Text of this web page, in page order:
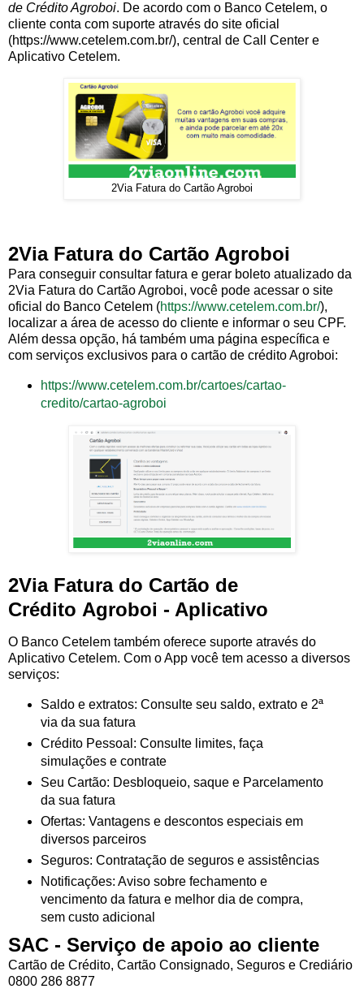
de Crédito Agroboi. De acordo com o Banco Cetelem, o
cliente conta com suporte através do site oficial
(https://www.cetelem.com.br/), central de Call Center e
Aplicativo Cetelem.
2Via Fatura do Cartão Agroboi
2Via Fatura do Cartão Agroboi
Para conseguir consultar fatura e gerar boleto atualizado da
2Via Fatura do Cartão Agroboi, você pode acessar o site
oficial do Banco Cetelem (https://www.cetelem.com.br/),
localizar a área de acesso do cliente e informar o seu CPF.
Além dessa opção, há também uma página específica e
com serviços exclusivos para o cartão de crédito Agroboi:
https://www.cetelem.com.br/cartoes/cartao-
credito/cartao-agroboi
2Via Fatura do Cartão de
Crédito Agroboi - Aplicativo
O Banco Cetelem também oferece suporte através do
Aplicativo Cetelem. Com o App você tem acesso a diversos
serviços:
Saldo e extratos: Consulte seu saldo, extrato e 2ª
via da sua fatura
Crédito Pessoal: Consulte limites, faça
simulações e contrate
Seu Cartão: Desbloqueio, saque e Parcelamento
da sua fatura
Ofertas: Vantagens e descontos especiais em
diversos parceiros
Seguros: Contratação de seguros e assistências
Notificações: Aviso sobre fechamento e
vencimento da fatura e melhor dia de compra,
sem custo adicional
SAC - Serviço de apoio ao cliente
Cartão de Crédito, Cartão Consignado, Seguros e Crediário
0800 286 8877